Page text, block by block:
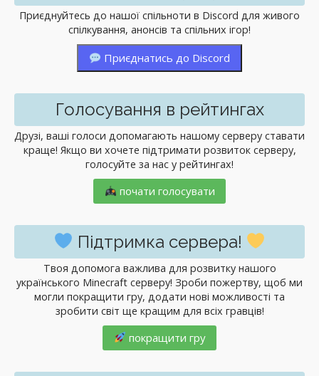
Приєднуйтесь до нашої спільноти в Discord для живого
спілкування, анонсів та спільних ігор!
Приєднатись до Discord
Голосування в рейтингах
Друзі, ваші голоси допомагають нашому серверу ставати
краще! Якщо ви хочете підтримати розвиток серверу,
голосуйте за нас у рейтингах!
почати голосувати
Підтримка сервера!
Твоя допомога важлива для розвитку нашого
українського Minecraft серверу! Зроби пожертву, щоб ми
могли покращити гру, додати нові можливості та
зробити світ ще кращим для всіх гравців!
покращити гру